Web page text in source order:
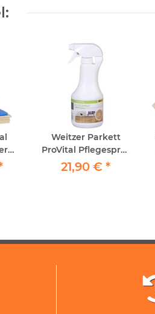
4x
Weitzer Parkett
ProVital Pflegespray
Transparent 500ml
21,90 € *